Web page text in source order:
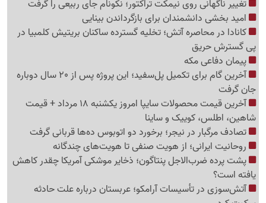
تغییر ناگهانی روی نیمکت تراکتور؛ نکونام جای ربیعی را گرفت
امید بخشی دانشمندان برای بازگرداندن بینایی
کانادا در محاصره آتش؛ تخلیه گسترده ساکنان بریتیش کلمبیا در
پی گسترش حریق
پیمان دفاعی مکه
آخرین گام برای تکمیل پل‌سفید؛ این پروژه پس از 20 سال دوباره
جان گرفت
آخرین قیمت محصولات سایپا امروز یکشنبه 18 مرداد + قیمت
شاهین، اطلس، کوییک و ساینا
تصادف مرگبار در نیجر؛ برخورد دو اتوبوس ده‌ها قربانی گرفت
روحانیت ایرانی؛ از هویت صنفی تا هویت‌های چندگانه
پشت پرده ضرب‌الاجل پنتاگون؛ ذخایر موشکی آمریکا چقدر کاهش
یافته است؟
آتش‌سوزی در تأسیسات آرامکو؛ عربستان درباره علت حادثه